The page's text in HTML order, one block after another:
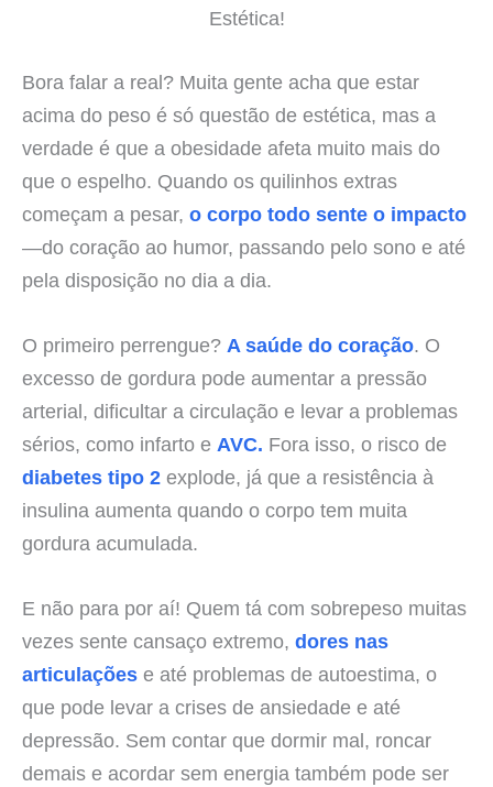
Estética!
Bora falar a real? Muita gente acha que estar
acima do peso é só questão de estética, mas a
verdade é que a obesidade afeta muito mais do
que o espelho. Quando os quilinhos extras
começam a pesar, o corpo todo sente o impacto
—do coração ao humor, passando pelo sono e até
pela disposição no dia a dia.
O primeiro perrengue? A saúde do coração. O
excesso de gordura pode aumentar a pressão
arterial, dificultar a circulação e levar a problemas
sérios, como infarto e AVC. Fora isso, o risco de
diabetes tipo 2 explode, já que a resistência à
insulina aumenta quando o corpo tem muita
gordura acumulada.
E não para por aí! Quem tá com sobrepeso muitas
vezes sente cansaço extremo, dores nas
articulações e até problemas de autoestima, o
que pode levar a crises de ansiedade e até
depressão. Sem contar que dormir mal, roncar
demais e acordar sem energia também pode ser